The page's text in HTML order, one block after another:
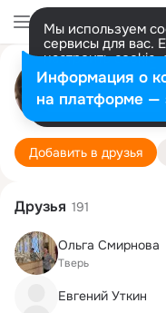
Мы используем
сервисы для вас.
настроить
представитель.
Разрешить все
Добавить в друзья
Друзья 191
Ольга Смирнова
Тверь
Евгений Уткин
Информация о
на платформе —